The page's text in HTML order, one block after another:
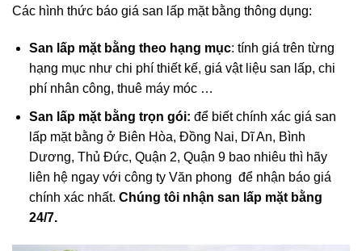
Các hình thức báo giá san lấp mặt bằng thông dụng:
San lấp mặt bằng theo hạng mục: tính giá trên từng
hạng mục như chi phí thiết kế, giá vật liệu san lấp, chi
phí nhân công, thuê máy móc …
San lấp mặt bằng trọn gói: để biết chính xác giá san
lấp mặt bằng ở Biên Hòa, Đồng Nai, Dĩ An, Bình
Dương, Thủ Đức, Quận 2, Quận 9 bao nhiêu thì hãy
liên hệ ngay với công ty Văn phong để nhận báo giá
chính xác nhất. Chúng tôi nhận san lấp mặt bằng
24/7.